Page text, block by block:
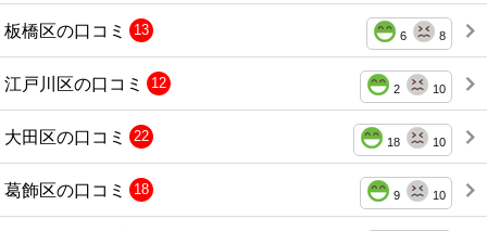
板橋区の口コミ 6 8
13
江戸川区の口コミ 2 10
12
大田区の口コミ 18 10
22
葛飾区の口コミ 9 10
18